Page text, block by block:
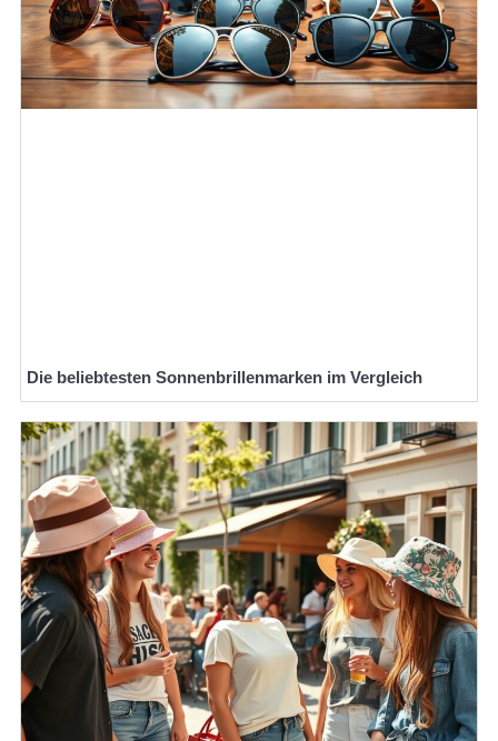
Die beliebtesten Sonnenbrillenmarken im Vergleich